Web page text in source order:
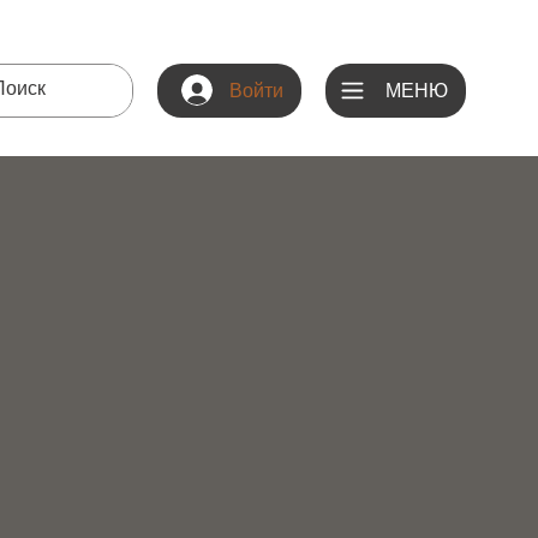
МЕНЮ
Войти